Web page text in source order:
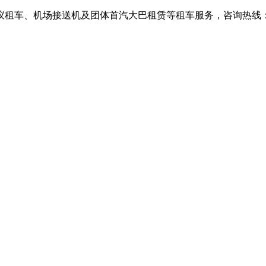
车、机场接送机及团体首汽大巴租赁等租车服务，咨询热线